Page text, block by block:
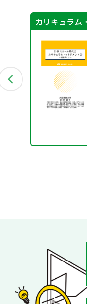
カリキュラム